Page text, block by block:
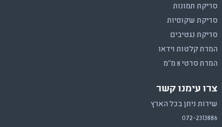
סריקת תמונות
סריקת שקופיות
סריקת נגטיבים
המרת קלטות וידאו
המרת סרטי 8 מ"מ
צרו עימנו קשר
שירות ניתן בכל הארץ
072-2313886